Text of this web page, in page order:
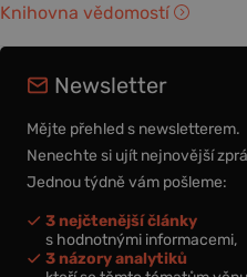
Knihovna vědomostí
Newsletter
Mějte přehled s newsletterem.
Nenechte si ujít nejnovější
Jednou týdně vám pošleme:
3 nejčtenější články
s hodnotnými informacemi,
3 názory analytiků